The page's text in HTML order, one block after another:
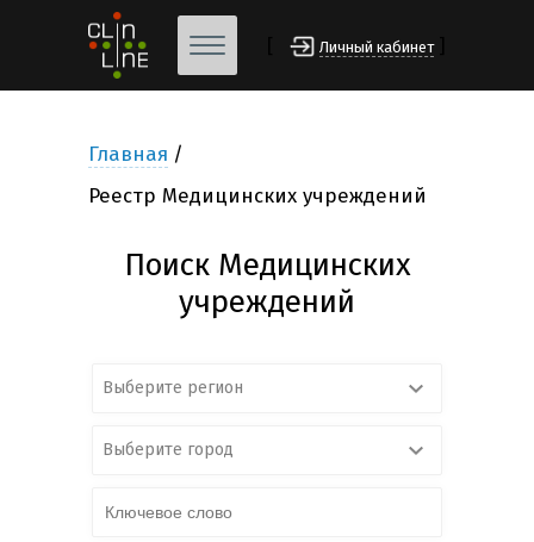
Личный кабинет
Главная
Реестр Медицинских учреждений
Поиск Медицинских
учреждений
Выберите регион
Выберите город